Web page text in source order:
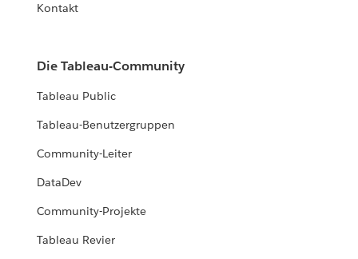
Kontakt
Die Tableau-Community
Tableau Public
Tableau-Benutzergruppen
Community-Leiter
DataDev
Community-Projekte
Tableau Revier